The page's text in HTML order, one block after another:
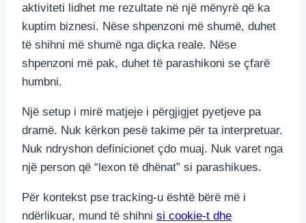
aktiviteti lidhet me rezultate në një mënyrë që ka
kuptim biznesi. Nëse shpenzoni më shumë, duhet
të shihni më shumë nga diçka reale. Nëse
shpenzoni më pak, duhet të parashikoni se çfarë
humbni.
Një setup i mirë matjeje i përgjigjet pyetjeve pa
dramë. Nuk kërkon pesë takime për ta interpretuar.
Nuk ndryshon definicionet çdo muaj. Nuk varet nga
një person që “lexon të dhënat” si parashikues.
Për kontekst pse tracking-u është bërë më i
ndërlikuar, mund të shihni si cookie-t dhe